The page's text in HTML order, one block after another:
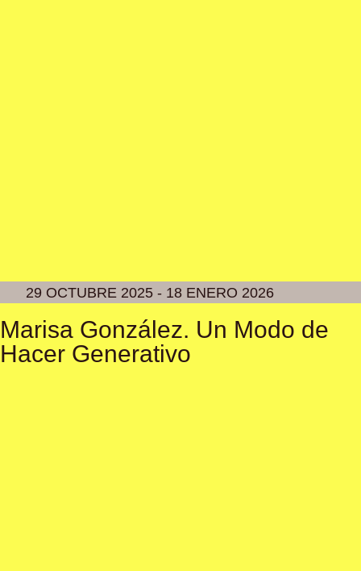
29 OCTUBRE 2025 - 18 ENERO 2026
Marisa González. Un Modo de
Hacer Generativo